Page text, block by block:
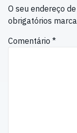
O seu endereço
obrigatórios
Comentário *